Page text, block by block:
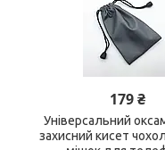
179 ₴
Універсальний
захисний кисет